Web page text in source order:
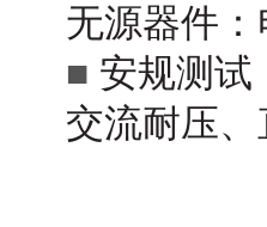
无源器件
■ 安规测试
交流耐压